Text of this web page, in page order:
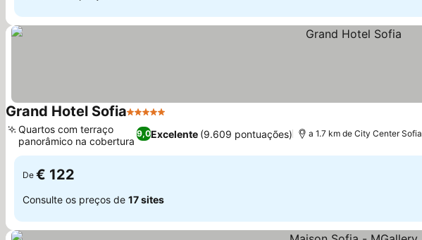
Grand Hotel Sofia5 Estrelas
9,0Excelente (9.609 pontuações)
Quartos com terraço
panorâmico na cobertura
a 1.7 km de City Center Sofia
De € 122
Consulte os preços de 17 sites